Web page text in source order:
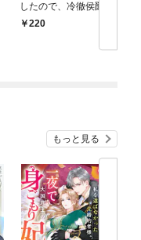
したので、冷徹侯爵と
離縁します 1
220
もっと見る